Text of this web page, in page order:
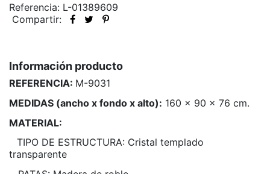
Referencia: L-01389609
Compartir:
Información producto
REFERENCIA: M-9031
MEDIDAS (ancho x fondo x alto): 160 x 90 x 76 cm.
MATERIAL:
TIPO DE ESTRUCTURA: Cristal templado
transparente